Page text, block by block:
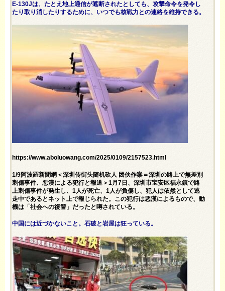
E-130Jは、たとえ地上通信が遮断されたとしても、攻撃命令を発令し
たり取り消したりするために、いつでも核戦力との連絡を維持できる。
https://www.aboluowang.com/2025/0109/2157523.html
1/9阿波羅新聞網＜深圳传街头随机砍人 团伙作案＝深圳の路上で無差別
刺傷事件、悪漢による犯行と報道＞1月7日、深圳市宝安区福永鎮で路
上刺傷事件が発生し、1人が死亡、1人が負傷し、犯人は依然として逃
走中であるとネット上で報じられた。この犯行は悪漢によるもので、動
機は「社会への復讐」だったと噂されている。
中国には近づかないこと。石破と岩屋は狂っている。